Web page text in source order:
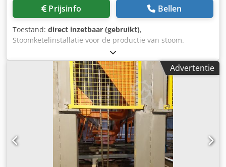
Prijsinfo Bellen
Toestand: direct inzetbaar (gebruikt),
Stoomketelinstallatie voor de productie van stoom.
Capaciteit: tot 12 MW. Productiecapaciteit 16 ton per uur
bij 20 bar stoom. Werkdruk: van 5 bar tot 20 bar.
Stoomtemperatuur 215 °C. Ontworpen voor vaste
brandstoffen zoals houtsnippers, zaagsel en schors.
Dedpfx Akey Av Rdezewa
Advertentie